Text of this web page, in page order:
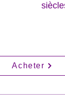
Acheter